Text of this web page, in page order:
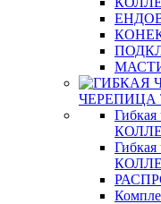
ЧЕРЕПИЦА